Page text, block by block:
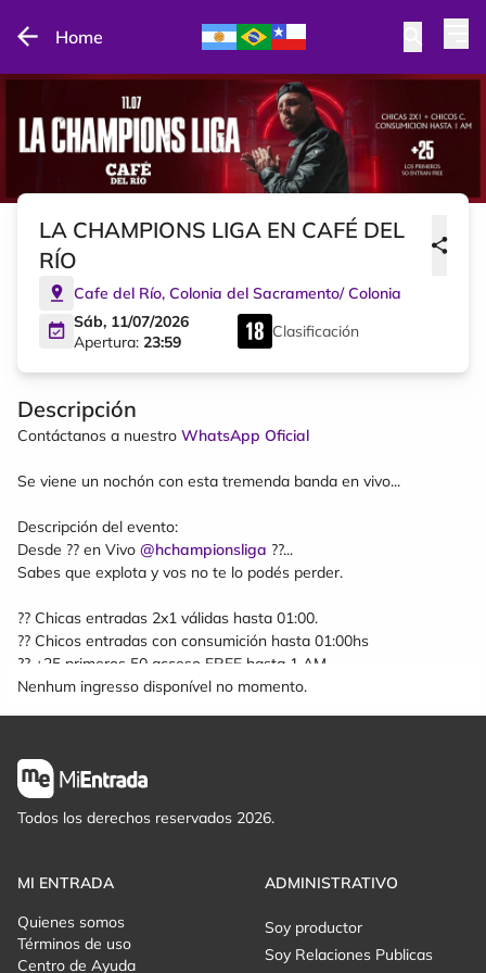
Home
LA CHAMPIONS LIGA EN CAFÉ DEL
RÍO
Cafe del Río, Colonia del Sacramento/Colonia
Sáb, 11/07/2026
Apertura: 23:59
Clasificación
Descripción
Contáctanos a nuestro WhatsApp Oficial
Se viene un nochón con esta tremenda banda en vivo...
Descripción del evento:
Desde ?? en Vivo @hchampionsliga ??...
Sabes que explota y vos no te lo podés perder.
?? Chicas entradas 2x1 válidas hasta 01:00.
?? Chicos entradas con consumición hasta 01:00hs
?? +25 primeros 50 acceso FREE hasta 1 AM
Nenhum ingresso disponível no momento.
Todos los derechos reservados 2026.
MI ENTRADA
Quienes somos
Términos de uso
Centro de Ayuda
ADMINISTRATIVO
Soy productor
Soy Relaciones Publicas